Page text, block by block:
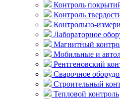
Контроль
Контроль
Контрольно-
Лабораторное
Магнитный
Мобильные и
Рентгеновский
Сварочное
Строительный
Тепловой контроль